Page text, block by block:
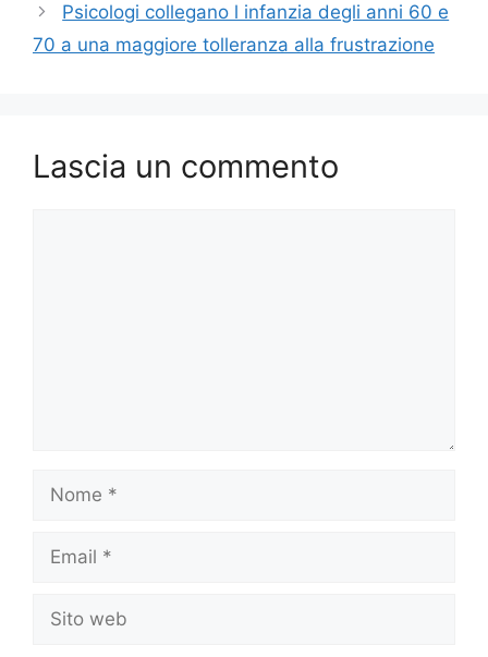
Psicologi collegano l infanzia degli anni 60 e
70 a una maggiore tolleranza alla frustrazione
Lascia un commento
Nome
Email
Sito
web